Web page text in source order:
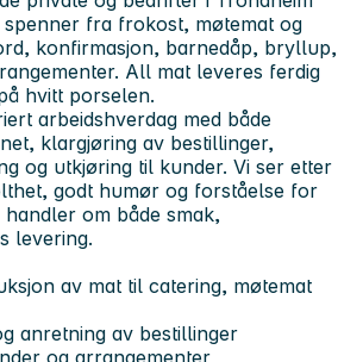
fra frokost, møtemat og
konfirmasjon, barnedåp, bryllup,
All mat leveres ferdig
hvitt porselen.
arbeidshverdag med både
klargjøring av bestillinger,
og utkjøring til kunder. Vi ser etter
godt humør og forståelse for
om både smak,
levering.
av mat til catering, møtemat
anretning av bestillinger
og arrangementer